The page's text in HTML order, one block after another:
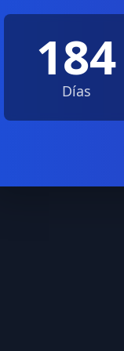
184
Días